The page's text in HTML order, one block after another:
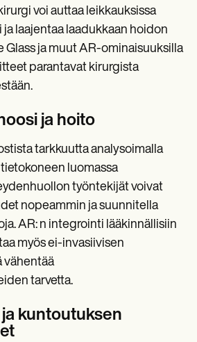
voi auttaa leikkauksissa
laajentaa laadukkaan hoidon
Glass ja muut AR-ominaisuuksilla
parantavat kirurgista
ja hoito
tarkkuutta analysoimalla
luomassa
työntekijät voivat
nopeammin ja suunnitella
AR: n integrointi lääkinnällisiin
myös ei-invasiivisen
vähentää
tarvetta.
kuntoutuksen